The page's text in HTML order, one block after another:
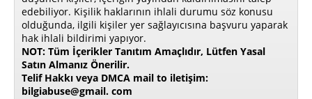
edebiliyor. Kişilik haklarının ihlali durumu söz konusu
olduğunda, ilgili kişiler yer sağlayıcısına başvuru yaparak
hak ihlali bildirimi yapıyor.
NOT: Tüm İçerikler Tanıtım Amaçlıdır, Lütfen Yasal
Satın Almanız Önerilir.
Telif Hakkı veya DMCA mail to iletişim:
bilgiabuse@gmail. com